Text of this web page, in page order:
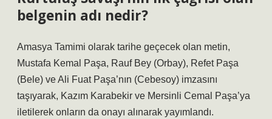
belgenin adı nedir?
Amasya Tamimi olarak tarihe geçecek olan metin,
Mustafa Kemal Paşa, Rauf Bey (Orbay), Refet Paşa
(Bele) ve Ali Fuat Paşa’nın (Cebesoy) imzasını
taşıyarak, Kazım Karabekir ve Mersinli Cemal Paşa’ya
iletilerek onların da onayı alınarak yayımlandı.